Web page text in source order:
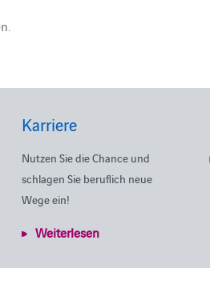
Karriere
Nutzen Sie die Chance und
schlagen Sie beruflich neue
Wege ein!
Weiterlesen